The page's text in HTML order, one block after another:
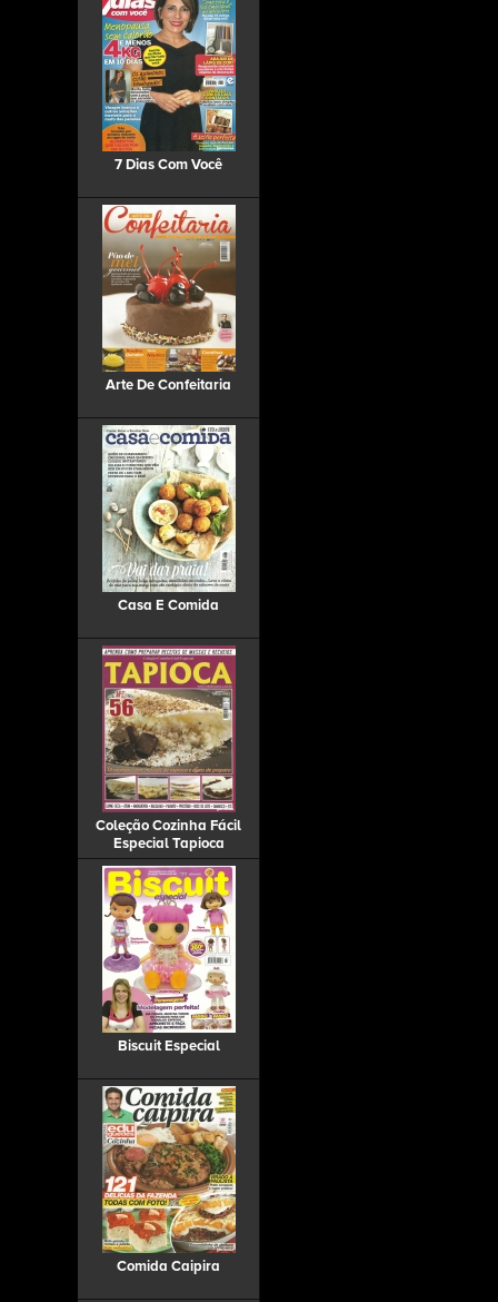
7 Dias Com Você
Arte De Confeitaria
Casa E Comida
Coleção Cozinha Fácil
Especial Tapioca
Biscuit Especial
Comida Caipira